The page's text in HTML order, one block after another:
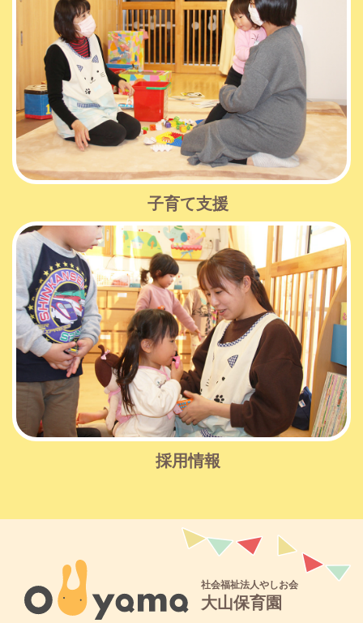
子育て支援
採用情報
社会福祉法人やしお会
大山保育園